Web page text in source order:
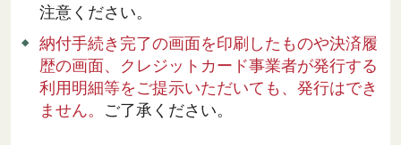
注意ください。
納付手続き完了の画面を印刷したものや決済履
歴の画面、クレジットカード事業者が発行する
利用明細等をご提示いただいても、発行はでき
ません。 ご了承ください。